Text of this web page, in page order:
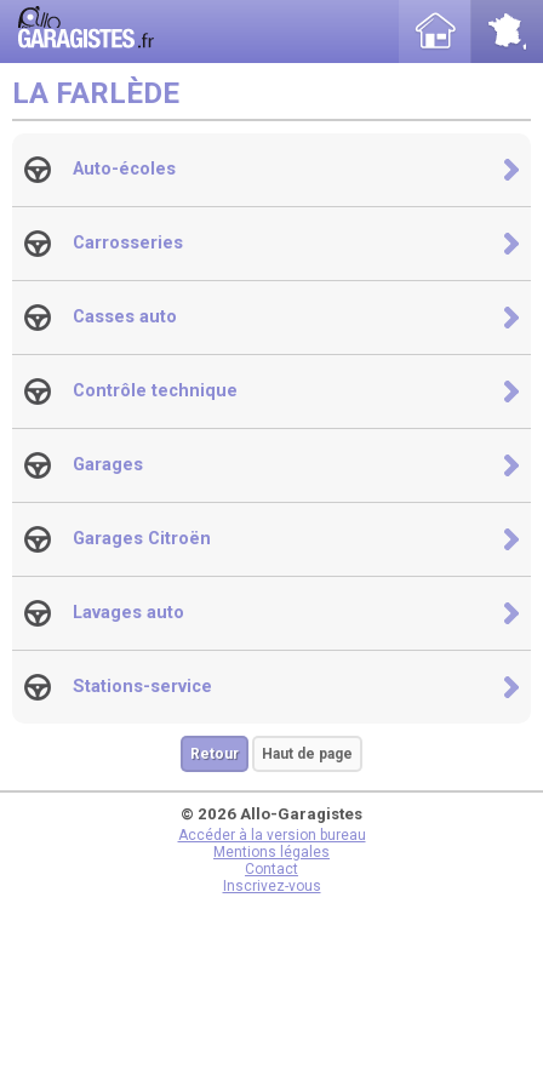
LA FARLÈDE
Auto-écoles
Carrosseries
Casses auto
Contrôle technique
Garages
Garages Citroën
Lavages auto
Stations-service
Retour Haut de page
© 2026 Allo-Garagistes
Accéder à la version bureau
Mentions légales
Contact
Inscrivez-vous